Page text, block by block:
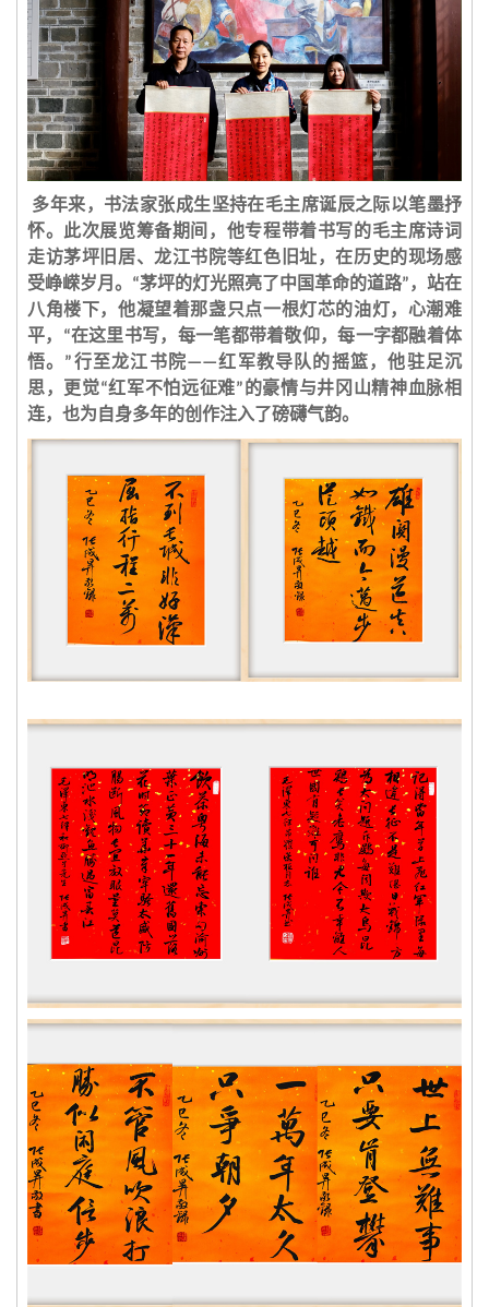
多年来，书法家张成生坚持在毛主席诞辰之际以笔墨抒
怀。此次展览筹备期间，他专程带着书写的毛主席诗词
走访茅坪旧居、龙江书院等红色旧址，在历史的现场感
受峥嵘岁月。 “茅坪的灯光照亮了中国革命的道路”，站在
八角楼下，他凝望着那盏只点一根灯芯的油灯，心潮难
平，
“在这里书写，每一笔都带着敬仰，每一字都融着体
悟。 ”行至龙江书院——红军教导队的摇篮，他驻足沉
思，更觉“红军不怕远征难”的豪情与井冈山精神血脉相
连，也为自身多年的创作注入了磅礴气韵。